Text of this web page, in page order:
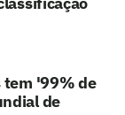
tem '99% de
de